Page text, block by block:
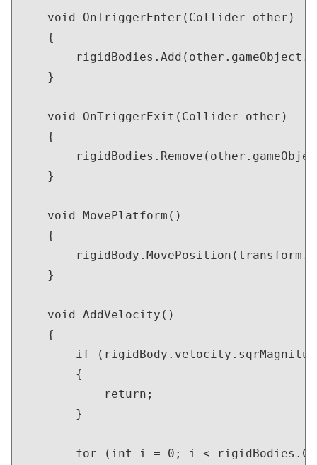
    void OnTriggerEnter(Collider other)
    {
    }
    void OnTriggerExit(Collider other)
    {
    }
    void MovePlatform()
    {
    }
    void AddVelocity()
    {
if
        {
            return;
        }
for (int i = 0; i <